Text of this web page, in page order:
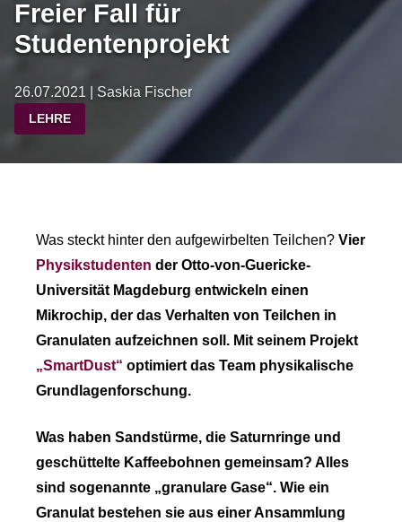
Freier Fall für
Studentenprojekt
26.07.2021 | Saskia Fischer
LEHRE
Was steckt hinter den aufgewirbelten Teilchen? Vier
Physikstudenten der Otto-von-Guericke-
Universität Magdeburg entwickeln einen
Mikrochip, der das Verhalten von Teilchen in
Granulaten aufzeichnen soll. Mit seinem Projekt
„SmartDust“ optimiert das Team physikalische
Grundlagenforschung.
Was haben Sandstürme, die Saturnringe und
geschüttelte Kaffeebohnen gemeinsam? Alles
sind sogenannte „granulare Gase“. Wie ein
Granulat bestehen sie aus einer Ansammlung